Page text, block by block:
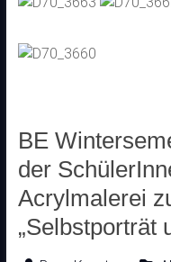
BE
der
Acrylmalerei
„Selbstporträt